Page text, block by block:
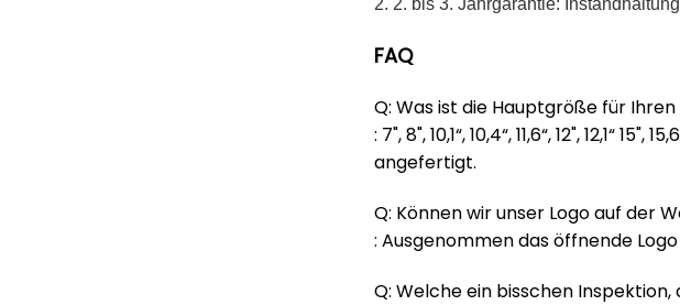
2. 2. bis 3. Jahrgarantie:
FAQ
Q: Was ist die Hauptgröße für
: 7", 8", 10,1“, 10,4“, 11,6“, 12", 12,1“
angefertigt.
Q: Können wir unser Logo auf der
: Ausgenommen das öffnende
Q: Welche ein bisschen